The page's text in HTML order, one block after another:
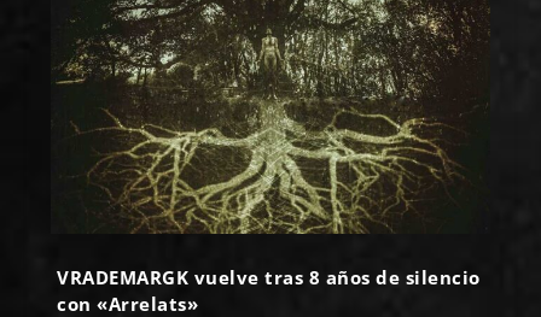
VRADEMARGK vuelve tras 8 años de silencio
con «Arrelats»